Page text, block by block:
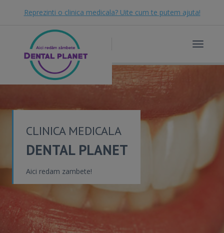
Reprezinti o clinica medicala? Uite cum te putem ajuta!
Toggle
CLINICA MEDICALA
DENTAL PLANET
Aici redam zambete!